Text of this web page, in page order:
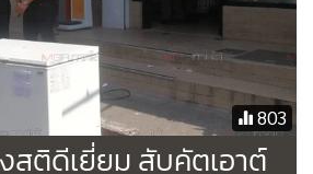
803
ติดีเยี่ยม สับคัตเอาต์